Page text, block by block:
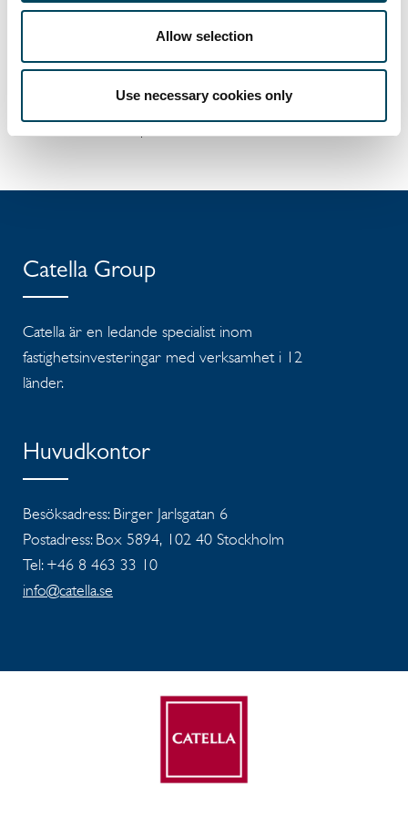
Allow selection
Use necessary cookies only
befintliga organisationen ger det även ett
betydande tillskott till vårt
Till Brinovas pressmeddelande
Catella Group
Catella är en ledande specialist inom
fastighetsinvesteringar med verksamhet i 12
länder.
Huvudkontor
Besöksadress: Birger Jarlsgatan 6
Postadress: Box 5894, 102 40 Stockholm
Tel: +46 8 463 33 10
info@catella.se